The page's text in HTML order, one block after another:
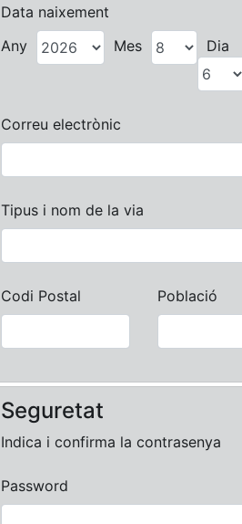
Data naixement
Any
Mes Dia
Correu electrònic
Tipus i nom de la via
Codi Postal Població
Seguretat
Indica i confirma la contrasenya
Password